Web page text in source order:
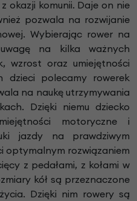
okazji komunii. Daje on nie
pozwala na rozwijanie
Wybierając rower na
na kilka ważnych
wzrost oraz umiejętności
dzieci polecamy rowerek
na naukę utrzymywania
Dzięki niemu dziecko
motoryczne i
jazdy na prawdziwym
optymalnym rozwiązaniem
z pedałami, z kołami w
kół są przeznaczone
Dzięki nim rowery są